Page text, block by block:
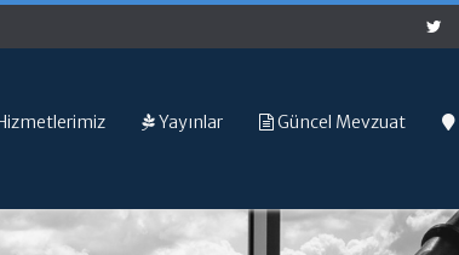
Yayınlar Güncel Mevzuat